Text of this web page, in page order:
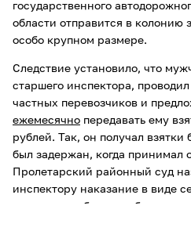
государственного
области отправится в колонию
особо крупном размере.
Следствие установило, что
старшего инспектора,
частных перевозчиков и
ежемесячно передавать ему
рублей. Так, он получал взятки
был задержан, когда принимал
Пролетарский районный суд
инспектору наказание в виде
лишения свободы с отбыванием